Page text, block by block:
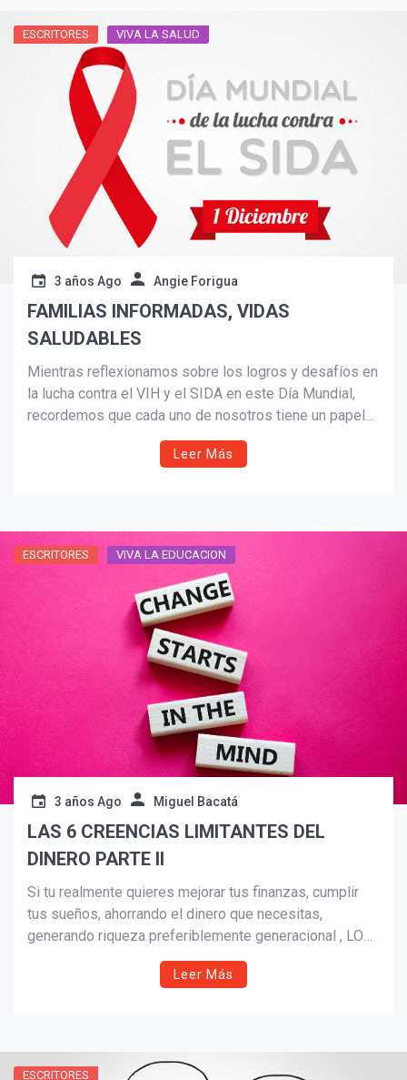
Suscribír
ESCRITORES VIVA LA SALUD
3 años Ago Angie Forigua
FAMILIAS INFORMADAS, VIDAS
SALUDABLES
Mientras reflexionamos sobre los logros y desafíos en
la lucha contra el VIH y el SIDA en este Día Mundial,
recordemos que cada uno de nosotros tiene un papel
crucial en la construcción de un futuro más saludable y
Leer Más
ESCRITORES VIVA LA EDUCACION
3 años Ago Miguel Bacatá
LAS 6 CREENCIAS LIMITANTES DEL
DINERO PARTE II
Si tu realmente quieres mejorar tus finanzas, cumplir
tus sueños, ahorrando el dinero que necesitas,
generando riqueza preferiblemente generacional , LO
PRIMERO que debes hacer es una vez identificadas
las creencias, empezar a trabajar en ellas para
automáticamente reemplazarlo con uno positivo
Leer Más
ESCRITORES